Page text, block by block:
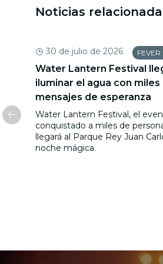
Noticias
30 de julio de 2026
Water Lantern Festival
iluminar el agua con
mensajes de esperanza
Water Lantern Festival, el
conquistado a miles de
llegará al Parque Rey Juan
noche mágica.